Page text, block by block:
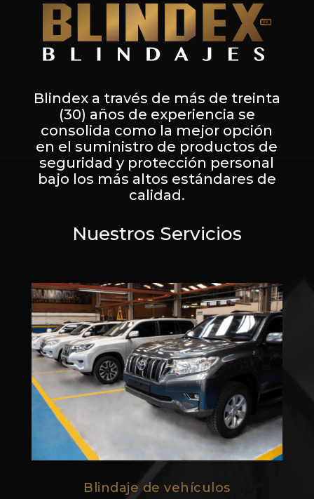
Blindex a través de más de treinta
(30) años de experiencia se
consolida como la mejor opción
en el suministro de productos de
seguridad y protección personal
bajo los más altos estándares de
calidad.
Nuestros Servicios
Blindaje de vehículos